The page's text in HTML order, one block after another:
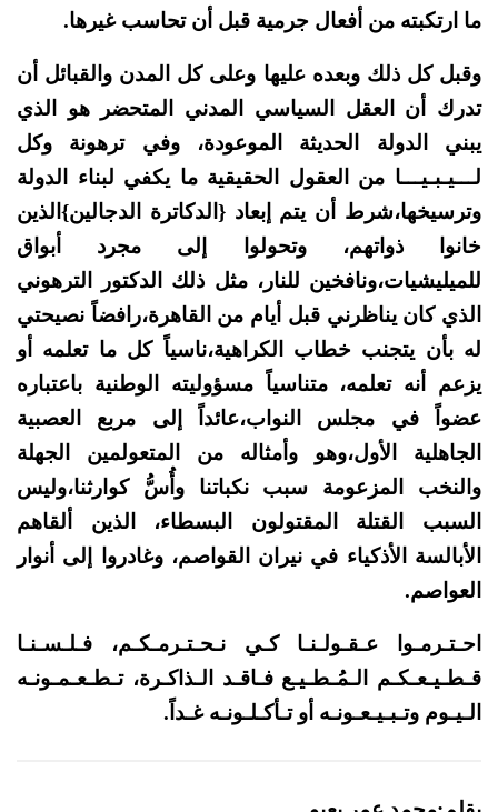
ما ارتكبته من أفعال جرمية قبل أن تحاسب غيرها.
وقبل كل ذلك وبعده عليها وعلى كل المدن والقبائل أن
تدرك أن العقل السياسي المدني المتحضر هو الذي
يبني الدولة الحديثة الموعودة، وفي ترهونة وكل
لـــيـبـيـــا من العقول الحقيقية ما يكفي لبناء الدولة
وترسيخها،شرط أن يتم إبعاد {الدكاترة الدجالين}الذين
خانوا ذواتهم، وتحولوا إلى مجرد أبواق
للميليشيات،ونافخين للنار، مثل ذلك الدكتور الترهوني
الذي كان يناظرني قبل أيام من القاهرة،رافضاً نصيحتي
له بأن يتجنب خطاب الكراهية،ناسياً كل ما تعلمه أو
يزعم أنه تعلمه، متناسياً مسؤوليته الوطنية باعتباره
عضواً في مجلس النواب،عائداً إلى مربع العصبية
الجاهلية الأول،وهو وأمثاله من المتعولمين الجهلة
والنخب المزعومة سبب نكباتنا وأُسُّ كوارثنا،وليس
السبب القتلة المقتولون البسطاء، الذين ألقاهم
الأبالسة الأذكياء في نيران القواصم، وغادروا إلى أنوار
العواصم.
احـتـرمـوا عـقـولـنـا كـي نـحـتـرمـكـم، فـلـسـنـا
قـطـيـعـكـم الـمُـطـيـع فـاقـد الـذاكـرة، تـطـعـمـونـه
الـيـوم وتـبـيـعـونـه أو تـأكـلـونـه غـداً.